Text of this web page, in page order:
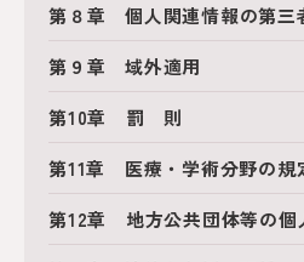
第８章 個人関連情報の第三
第９章 域外適用
第10章 罰 則
第11章 医療・学術分野の規
第12章 地方公共団体等の個